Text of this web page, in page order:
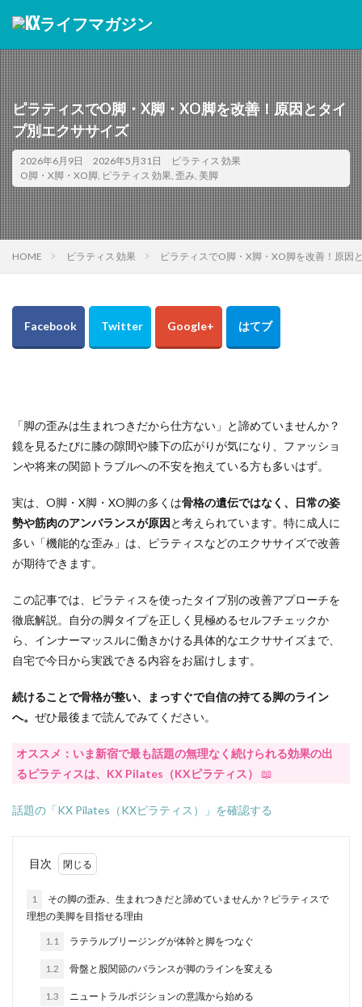
ピラティスでO脚・X脚・XO脚を改善！原因とタイ
プ別エクササイズ
2026年6月9日 2026年5月31日
ピラティス 効果
O脚・X脚・XO脚, ピラティス 効果, 歪み, 美脚
HOME ピラティス 効果 ピラティスでO脚・X脚・XO脚を改善！原因
「脚の歪みは生まれつきだから仕方ない」と諦めていませんか？
鏡を見るたびに膝の隙間や膝下の広がりが気になり、ファッショ
ンや将来の関節トラブルへの不安を抱えている方も多いはず。
実は、O脚・X脚・XO脚の多くは骨格の遺伝ではなく、日常の姿
勢や筋肉のアンバランスが原因と考えられています。特に成人に
多い「機能的な歪み」は、ピラティスなどのエクササイズで改善
が期待できます。
この記事では、ピラティスを使ったタイプ別の改善アプローチを
徹底解説。自分の脚タイプを正しく見極めるセルフチェックか
ら、インナーマッスルに働きかける具体的なエクササイズまで、
自宅で今日から実践できる内容をお届けします。
続けることで骨格が整い、まっすぐで自信の持てる脚のライン
へ。 ぜひ最後まで読んでみてください。
オススメ：いま新宿で最も話題の無理なく続けられる効果の出
るピラティスは、KX Pilates（KXピラティス） 📖
話題の「KX Pilates（KXピラティス）」を確認する
目次
1
その脚の歪み、生まれつきだと諦めていませんか？ピラティスで
理想の美脚を目指せる理由
1.1 ラテラルブリージングが体幹と脚をつなぐ
1.2 骨盤と股関節のバランスが脚のラインを変える
1.3 ニュートラルポジションの意識から始める
カテゴリー
タグ
28日チャレンジ NGポーズ
O脚・X脚・XO脚
youtube
アスリート アプリ
アプローチ
いつから
イベント
インストラクター
インナー
インナーマッスル
ウエア
ウォールピラティス
エクササイズ
おすすめ動画
キャデラック
くびれ
グループレッスン
ジュニア
スクール スタジオ
スタジオ違い
ストレス解消
ストレス軽減
スマホ
デメリット
パーソナル
ハイブリッドセッション ピラティス
バランス調整
バリエーション
バレル
ハンドレッド
ピラティス ダイエット
ピラティス マシン
ピラティス 効果
ピラティス 施設・店舗
ピラティス 比較
ピラティススタジオ
ピラティストレーナー
ピラティスマシン
ピラティスリング
ピラティスレッスン
ピラティスワークショップ
ピラティス楽しい
フィットネスジム
フィットネス比較
フォーム
ブランド
プログレッシブ ピラティス
プロセス
ベンアンドストレッチ
ポーズ
ボディメイク
マインドフルネスピラティス
マシン
マットピラティス
マンツーマン
マンネリ化
ランナー
リフォーマー
リフレッシュ
リラックス
レベル別 レンタル